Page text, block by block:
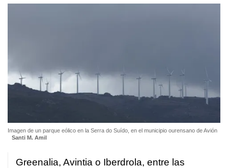
Imagen de un parque eólico en la Serra do Suído, en el municipio ourensano de Avión
Santi M. Amil
Greenalia, Avintia o Iberdrola, entre las